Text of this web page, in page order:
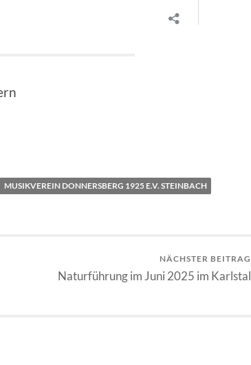
MUSIKVEREIN DONNERSBERG 1925 E.V. STEINBACH
NÄCHSTER BEITRAG
Naturführung im Juni 2025 im Karlstal